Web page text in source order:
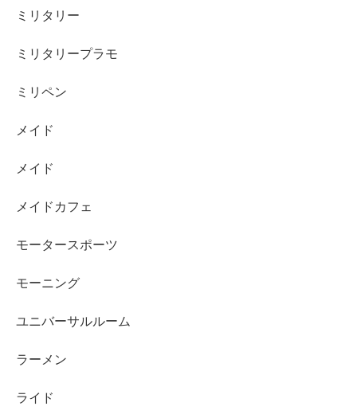
ミリタリー
ミリタリープラモ
ミリペン
メイド
メイド
メイドカフェ
モータースポーツ
モーニング
ユニバーサルルーム
ラーメン
ライド